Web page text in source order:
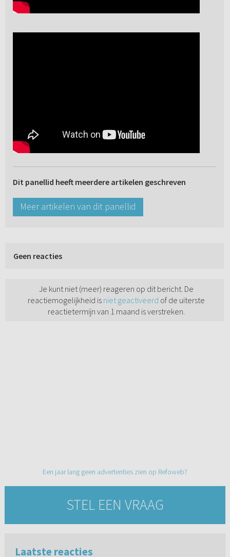
Dit panellid heeft meerdere artikelen geschreven
Meer artikelen van dit panellid
Geen reacties
Je kunt niet (meer) reageren op dit bericht. De
reactiemogelijkheid is niet geactiveerd of de uiterste
reactietermijn van 1 maand is verstreken.
Een jaar lang geen advertenties zien op Refoweb?
STEL EEN VRAAG
Laatste reacties